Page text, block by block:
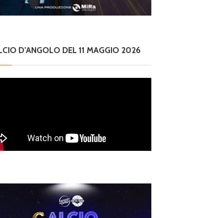
D’ANGOLO DEL 11 MAGGIO 2026